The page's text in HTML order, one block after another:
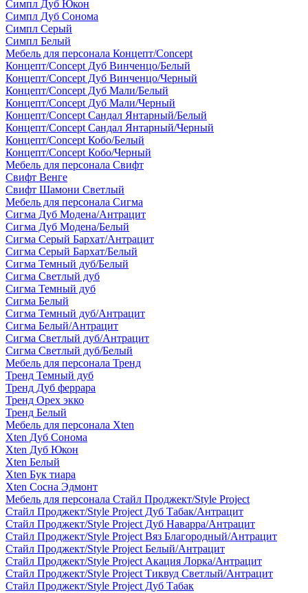
Симпл Дуб Юкон
Симпл Дуб Сонома
Симпл Серый
Симпл Белый
Мебель для персонала Концепт/Concept
Концепт/Concept Дуб Винченцо/Белый
Концепт/Concept Дуб Винченцо/Черный
Концепт/Concept Дуб Мали/Белый
Концепт/Concept Дуб Мали/Черный
Концепт/Concept Сандал Янтарный/Белый
Концепт/Concept Сандал Янтарный/Черный
Концепт/Concept Кобо/Белый
Концепт/Concept Кобо/Черный
Мебель для персонала Свифт
Свифт Венге
Свифт Шамони Светлый
Мебель для персонала Сигма
Сигма Дуб Модена/Антрацит
Сигма Дуб Модена/Белый
Сигма Серый Бархат/Антрацит
Сигма Серый Бархат/Белый
Сигма Темный дуб/Белый
Сигма Светлый дуб
Сигма Темный дуб
Сигма Белый
Сигма Темный дуб/Антрацит
Сигма Белый/Антрацит
Сигма Светлый дуб/Антрацит
Сигма Светлый дуб/Белый
Мебель для персонала Тренд
Тренд Темный дуб
Тренд Дуб феррара
Тренд Орех экко
Тренд Белый
Мебель для персонала Xten
Xten Дуб Сонома
Xten Дуб Юкон
Xten Белый
Xten Бук тиара
Xten Сосна Эдмонт
Мебель для персонала Стайл Проджект/Style Project
Стайл Проджект/Style Project Дуб Табак/Антрацит
Стайл Проджект/Style Project Дуб Наварра/Антрацит
Стайл Проджект/Style Project Вяз Благородный/Антрацит
Стайл Проджект/Style Project Белый/Антрацит
Стайл Проджект/Style Project Акация Лорка/Антрацит
Стайл Проджект/Style Project Тиквуд Светлый/Антрацит
Стайл Проджект/Style Project Дуб Табак